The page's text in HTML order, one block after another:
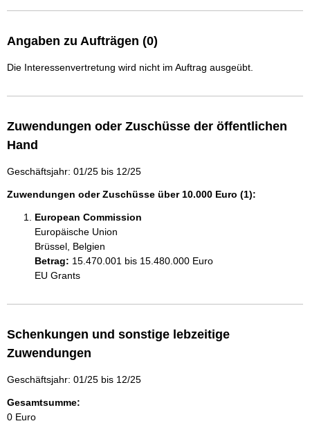
Angaben zu Aufträgen (0)
Die Interessenvertretung wird nicht im Auftrag ausgeübt.
Zuwendungen oder Zuschüsse der öffentlichen
Hand
Geschäftsjahr: 01/25 bis 12/25
Zuwendungen oder Zuschüsse über 10.000 Euro (1):
European Commission
Europäische Union
Brüssel, Belgien
Betrag: 15.470.001 bis 15.480.000 Euro
EU Grants
Schenkungen und sonstige lebzeitige
Zuwendungen
Geschäftsjahr: 01/25 bis 12/25
Gesamtsumme:
0 Euro